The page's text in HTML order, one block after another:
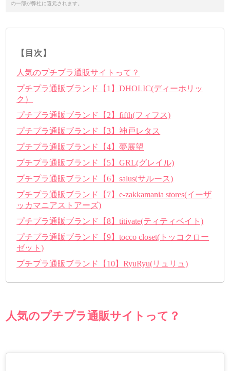
の一部が弊社に還元されます。
【目次】
人気のプチプラ通販サイトって？
プチプラ通販ブランド【1】DHOLIC(ディーホリッ
ク）
プチプラ通販ブランド【2】fifth(フィフス)
プチプラ通販ブランド【3】神戸レタス
プチプラ通販ブランド【4】夢展望
プチプラ通販ブランド【5】GRL(グレイル)
プチプラ通販ブランド【6】salus(サルース)
プチプラ通販ブランド【7】e-zakkamania stores(イーザ
ッカマニアストアーズ)
プチプラ通販ブランド【8】titivate(ティティベイト)
プチプラ通販ブランド【9】tocco closet(トッコクロー
ゼット)
プチプラ通販ブランド【10】RyuRyu(リュリュ)
人気のプチプラ通販サイトって？